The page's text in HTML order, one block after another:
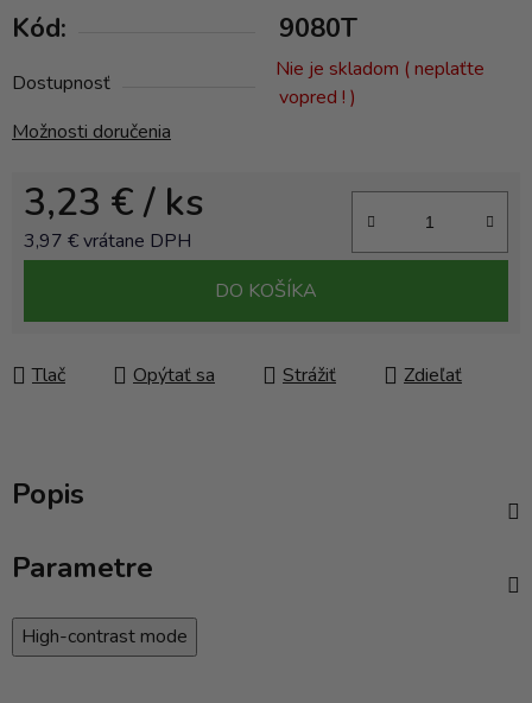
Kód: 9080T
Dostupnosť
Nie je skladom ( neplaťte
vopred ! )
Možnosti doručenia
3,23 €/ ks
3,97 € vrátane DPH
DO KOŠÍKA
Tlač Opýtať sa Strážiť Zdieľať
Popis
Parametre
High-contrast mode